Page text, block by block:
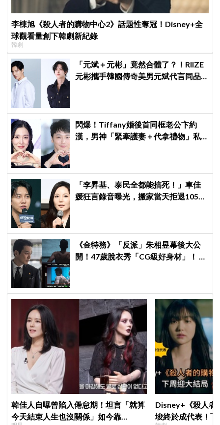
李棟旭《殺人者的購物中心2》話題性奪冠！Disney+全
球觀看量創下韓劇新紀錄
韓劇
「元斌＋元彬」竟然合體了？！RIIZE
元彬攜手韓國傳奇美男元斌代言同品
閃爆！Tiffany婚後首同框老公卞約
漢，男神「緊牽護妻＋代拿禮物」私
「李昇基、泰民全都能搞死！」車佳
媛狂言錄音曝光，搬家當天拒退105億
《金特務》「反派」朱相昱幕後大公
開！47歲脫衣秀「CG級好身材」！ 竟
韓佳人自曝曾陷入倦怠期！坦言「就算
今天結束人生也沒關係」如今靠
Disney+《殺人者
埈終於成代表！